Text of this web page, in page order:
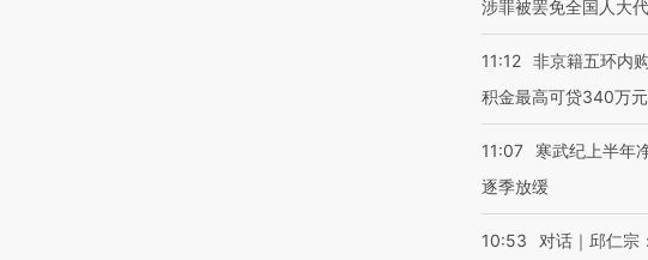
涉罪被罢免全国人大
11:12 非京籍五环内
积金最高可贷340万元
11:07
寒武纪上半年
逐季放缓
10:53
对话｜邱仁宗